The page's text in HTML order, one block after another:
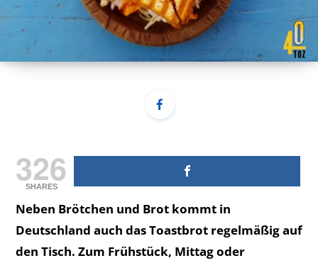
326
SHARES
Neben Brötchen und Brot kommt in
Deutschland auch das Toastbrot regelmäßig auf
den Tisch. Zum Frühstück, Mittag oder